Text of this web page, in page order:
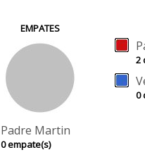
EMPATES
Padre Martin
0 empate(s)
2
0